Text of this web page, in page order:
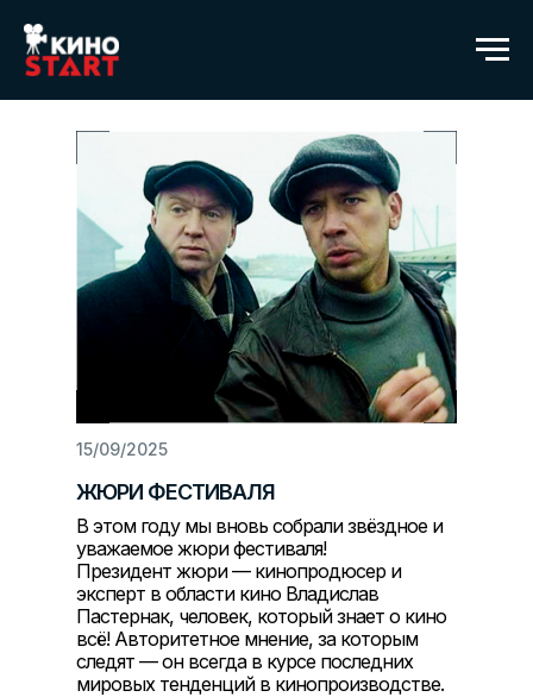
ЖЮРИ ФЕСТИВАЛЯ
15/09/2025
В этом году мы вновь собрали звёздное и
уважаемое жюри фестиваля!
Президент жюри — кинопродюсер и
эксперт в области кино Владислав
Пастернак, человек, который знает о кино
всё! Авторитетное мнение, за которым
следят — он всегда в курсе последних
мировых тенденций в кинопроизводстве.